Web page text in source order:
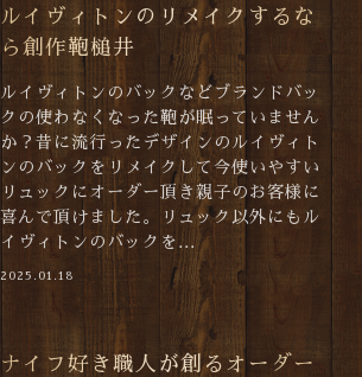
ルイヴィトンのリメイクするな
ら創作鞄槌井
ルイヴィトンのバックなどブランドバッ
クの使わなくなった鞄が眠っていません
か？昔に流行ったデザインのルイヴィト
ンのバックをリメイクして今使いやすい
リュックにオーダー頂き親子のお客様に
喜んで頂けました。リュック以外にもル
イヴィトンのバックを...
2025.01.18
ナイフ好き職人が創るオーダー